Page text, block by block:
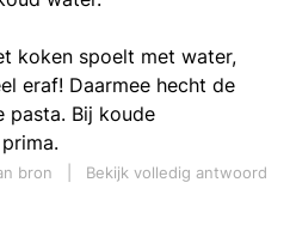
koken spoelt met water,
eraf! Daarmee hecht de
pasta. Bij koude
bron
Bekijk volledig antwoord